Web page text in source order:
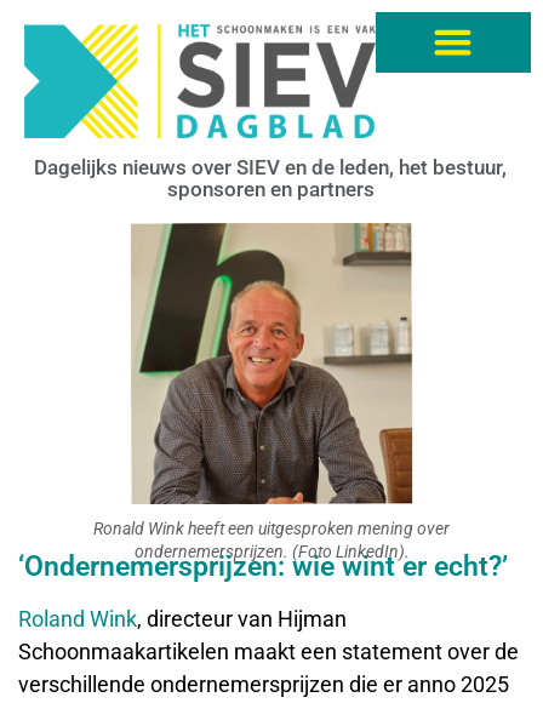
Dagelijks nieuws over SIEV en de leden, het bestuur,
sponsoren en partners
Ronald Wink heeft een uitgesproken mening over
ondernemersprijzen. (Foto LinkedIn).
‘Ondernemersprijzen: wie wint er echt?’
Roland Wink, directeur van Hijman
Schoonmaakartikelen maakt een statement over de
verschillende ondernemersprijzen die er anno 2025